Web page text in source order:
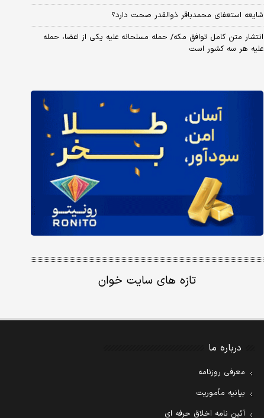
شایعه استعفای محمدباقر ذوالقدر صحت دارد؟
انتشار متن کامل توافق مکه/ حمله مسلحانه علیه یکی از اعضا، حمله
علیه هر سه کشور است
تازه های سایت خوان
درباره ما
معرفی روزنامه
بیانیه مأموریت
آئین نامه اخلاق حرفه ای